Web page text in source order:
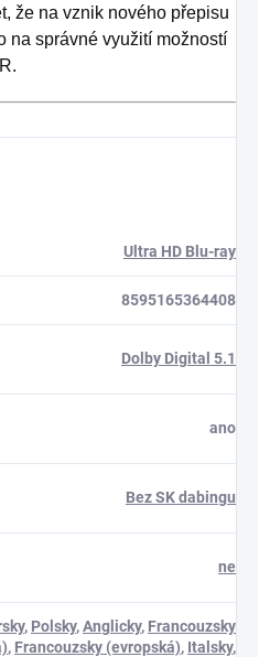
že na vznik nového přepisu
na správné využití možností
Ultra HD Blu-ray
8595165364408
Dolby Digital 5.1
ano
Bez SK dabingu
ne
, Polsky,Anglicky, Francouzsky
, Francouzsky (evropská), Italsky,